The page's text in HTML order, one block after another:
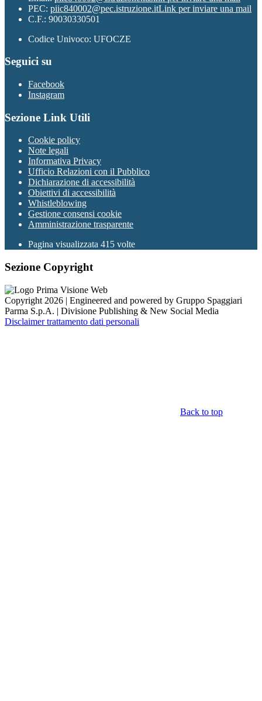
PEC: piic840002@pec.istruzione.itLink per inviare una mail
C.F.: 90030330501
Codice Univoco: UFOCZE
Seguici su
Facebook
Instagram
Sezione Link Utili
Cookie policy
Note legali
Informativa Privacy
Ufficio Relazioni con il Pubblico
Dichiarazione di accessibilità
Obiettivi di accessibilità
Whistleblowing
Gestione consensi cookie
Amministrazione trasparente
Pagina visualizzata 415 volte
Sezione Copyright
Copyright 2026 | Engineered and powered by Gruppo Spaggiari
Parma S.p.A. | Divisione Publishing & New Social Media
Disclaimer trattamento dati personali
Back to top